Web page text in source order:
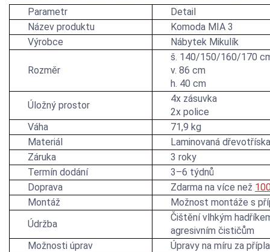
Parametr
Detail
Název produktu
Komoda MIA 3
Výrobce
Nábytek Mikulík
Rozměr
š. 140/150/160/170
v. 86 cm
h. 40 cm
Úložný prostor
4x zásuvka
2x police
Váha
71,9 kg
Materiál
Laminovaná
Záruka
3 roky
Termín dodání
3–6 týdnů
Doprava
Zdarma na více než
Montáž
Možnost montáže s
Údržba
Čištění vlhkým
agresivním čističům
Možnosti úprav
Úpravy na míru za